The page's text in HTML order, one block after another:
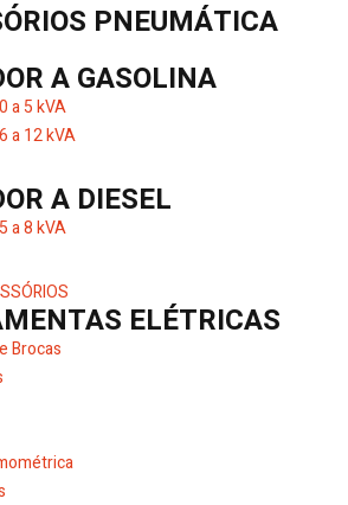
PNEUMÁTICA
A GASOLINA
a 5 kVA
a 12 kVA
A DIESEL
a 8 kVA
ELÉTRICAS
Brocas